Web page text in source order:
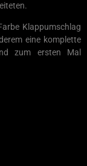
Klappumschlag
eine komplette
zum ersten Mal